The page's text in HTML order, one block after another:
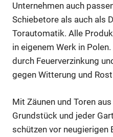
Unternehmen auch
Schiebetore als auch als
Torautomatik. Alle
in eigenem Werk in
durch Feuerverzinkung
gegen Witterung und
Mit Zäunen und Toren
Grundstück und jeder
schützen vor neugierigen